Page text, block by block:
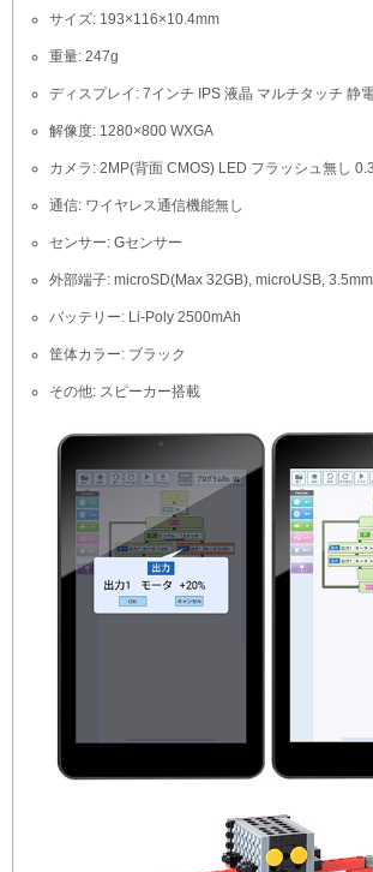
サイズ: 193×116×10.4mm
重量: 247g
ディスプレイ: 7インチ IPS 液晶 マルチタッチ 静
解像度: 1280×800 WXGA
カメラ: 2MP(背面 CMOS) LED フラッシュ無し
通信: ワイヤレス通信機能無し
センサー: Gセンサー
外部端子: microSD(Max 32GB), microUSB,
バッテリー: Li-Poly 2500mAh
筐体カラー: ブラック
その他: スピーカー搭載